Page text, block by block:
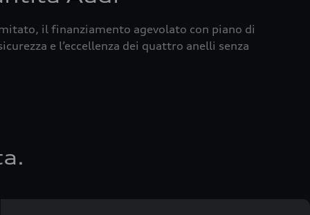
il finanziamento agevolato con piano di
e l’eccellenza dei quattro anelli senza